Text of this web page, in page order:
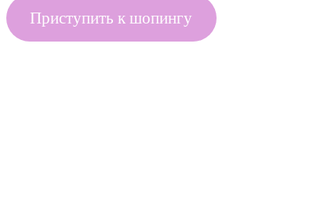
Приступить к шопингу